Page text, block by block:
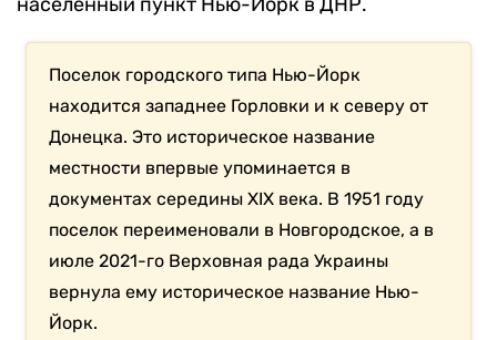
Поселок городского типа Нью-Йорк
находится западнее Горловки и к северу от
Донецка. Это историческое название
местности впервые упоминается в
документах середины XIX века. В 1951 году
поселок переименовали в Новгородское, а в
июле 2021-го Верховная рада Украины
вернула ему историческое название Нью-
Йорк.